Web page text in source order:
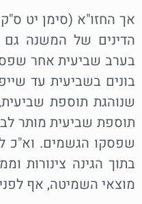
אך החזו"א (סימן יט
הדינים של המשנה גם
בערב שביעית אחר
בונים בשביעית עד
שנוהגת תוספת
תוספת שביעית מותר
שפסקו הגשמים. וא"כ
בתוך הגינה צינורות
מוצאי השמיטה, אף